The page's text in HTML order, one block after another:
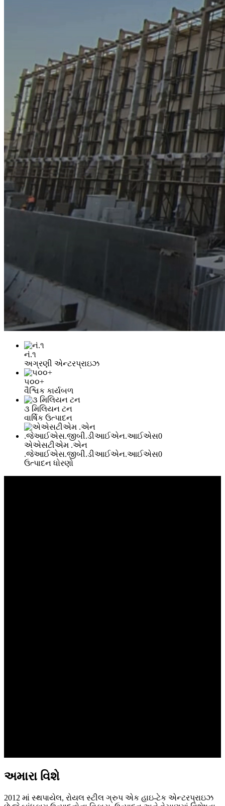
નં.૧
અગ્રણી એન્ટરપ્રાઇઝ
૫૦૦+
વૈશ્વિક કાર્યબળ
૩ મિલિયન ટન
વાર્ષિક ઉત્પાદન
એએસટીએમ .એન
.જેઆઈએસ.જીબી.ડીઆઈએન.આઈએસ0
ઉત્પાદન ધોરણો
અમારા વિશે
2012 માં સ્થપાયેલ, રોયલ સ્ટીલ ગ્રુપ એક હાઇ-ટેક એન્ટરપ્રાઇઝ